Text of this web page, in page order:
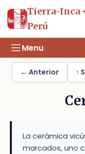
Tierra-Inca
Perú
Menu
← Anterior ↑
La cerámica
marcados, uno